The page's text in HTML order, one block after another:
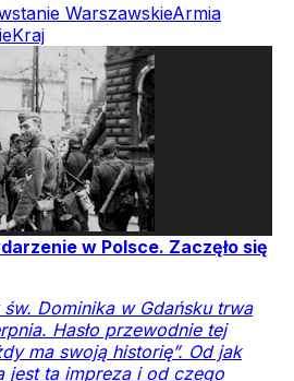
WarszawskieArmia
Kraj
w Polsce. Zaczęło się
Dominika w Gdańsku trwa
Hasło przewodnie tej
ma swoją historię”. Od jak
jest ta impreza i od czego